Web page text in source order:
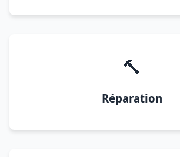
🔨
Réparation